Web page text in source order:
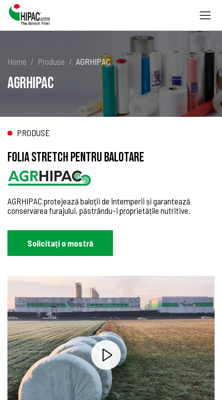
Home Produse AGRHIPAC
AGRHIPAC
PRODUSE
FOLIA STRETCH PENTRU BALOTARE
AGRHIPAC protejează baloţii de intemperii și garantează
conservarea furajului, păstrându-i proprietățile nutritive.
Solicitați o mostră